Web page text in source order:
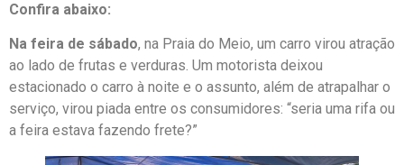
Confira abaixo:
Na feira de sábado, na Praia do Meio, um carro virou atração
ao lado de frutas e verduras. Um motorista deixou
estacionado o carro à noite e o assunto, além de atrapalhar o
serviço, virou piada entre os consumidores: “seria uma rifa ou
a feira estava fazendo frete?”